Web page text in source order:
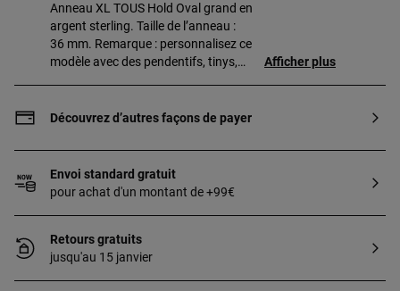
Anneau XL TOUS Hold Oval grand en
argent sterling. Taille de l’anneau :
36 mm. Remarque : personnalisez ce
modèle avec des pendentifs, tinys,
Afficher plus
Découvrez d’autres façons de payer
Envoi standard gratuit
pour achat d'un montant de +99€
Retours gratuits
jusqu'au 15 janvier